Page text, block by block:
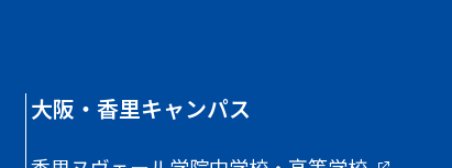
大阪・香里キャンパス